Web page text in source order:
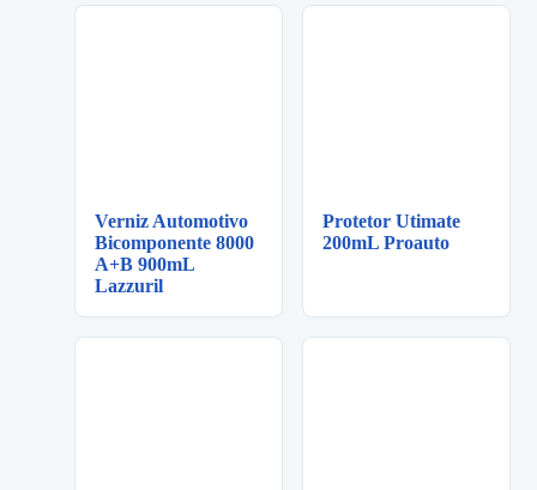
Verniz Automotivo
Bicomponente 8000
A+B 900mL
Lazzuril
Protetor Utimate
200mL Proauto